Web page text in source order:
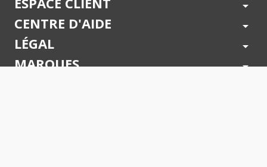
arrow_drop_down
CENTRE D'AIDE arrow_drop_down
LÉGAL arrow_drop_down
MARQUES arrow_drop_down